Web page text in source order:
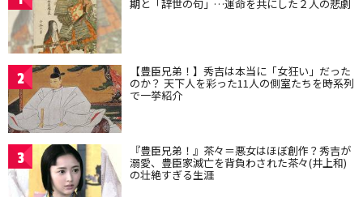
期と「辞世の句」…運命を共にした２人の悲劇
2 【豊臣兄弟！】秀吉は本当に「女狂い」だった
のか？ 天下人を彩った11人の側室たちを時系列
で一挙紹介
3 『豊臣兄弟！』茶々＝悪女はほぼ創作？秀吉が
溺愛、豊臣家滅亡を背負わされた茶々(井上和)
の壮絶すぎる生涯